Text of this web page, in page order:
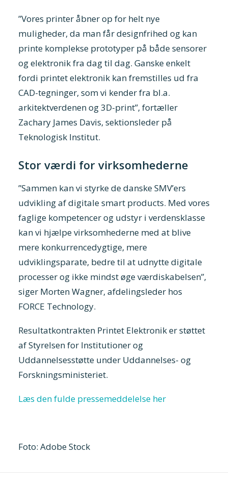
”Vores printer åbner op for helt nye
muligheder, da man får designfrihed og kan
printe komplekse prototyper på både sensorer
og elektronik fra dag til dag. Ganske enkelt
fordi printet elektronik kan fremstilles ud fra
CAD-tegninger, som vi kender fra bl.a.
arkitektverdenen og 3D-print”, fortæller
Zachary James Davis, sektionsleder på
Teknologisk Institut.
Stor værdi for virksomhederne
”Sammen kan vi styrke de danske SMV’ers
udvikling af digitale smart products. Med vores
faglige kompetencer og udstyr i verdensklasse
kan vi hjælpe virksomhederne med at blive
mere konkurrencedygtige, mere
udviklingsparate, bedre til at udnytte digitale
processer og ikke mindst øge værdiskabelsen”,
siger Morten Wagner, afdelingsleder hos
FORCE Technology.
Resultatkontrakten Printet Elektronik er støttet
af Styrelsen for Institutioner og
Uddannelsesstøtte under Uddannelses- og
Forskningsministeriet.
Læs den fulde pressemeddelelse her
Foto: Adobe Stock